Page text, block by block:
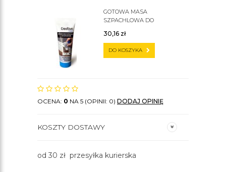
GOTOWA MASA
SZPACHLOWA DO
30,16 zł
DO KOSZYKA
OCENA: 0 NA 5 (OPINII: 0) DODAJ OPINIĘ
KOSZTY DOSTAWY
od 30 zł przesyłka kurierska